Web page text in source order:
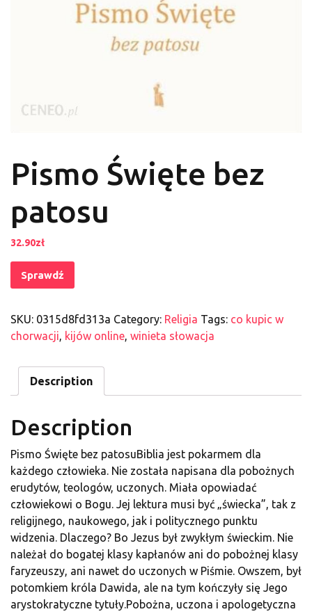
Pismo Święte bez
patosu
32.90zł
Sprawdź
SKU: 0315d8fd313a Category: Religia Tags: co kupic w
chorwacji, kijów online, winieta słowacja
Description
Description
Pismo Święte bez patosuBiblia jest pokarmem dla
każdego człowieka. Nie została napisana dla pobożnych
erudytów, teologów, uczonych. Miała opowiadać
człowiekowi o Bogu. Jej lektura musi być „świecka”, tak z
religijnego, naukowego, jak i politycznego punktu
widzenia. Dlaczego? Bo Jezus był zwykłym świeckim. Nie
należał do bogatej klasy kapłanów ani do pobożnej klasy
faryzeuszy, ani nawet do uczonych w Piśmie. Owszem, był
potomkiem króla Dawida, ale na tym kończyły się Jego
arystokratyczne tytuły.Pobożna, uczona i apologetyczna